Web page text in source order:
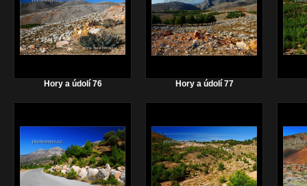
Hory a údolí 76 Hory a údolí 77